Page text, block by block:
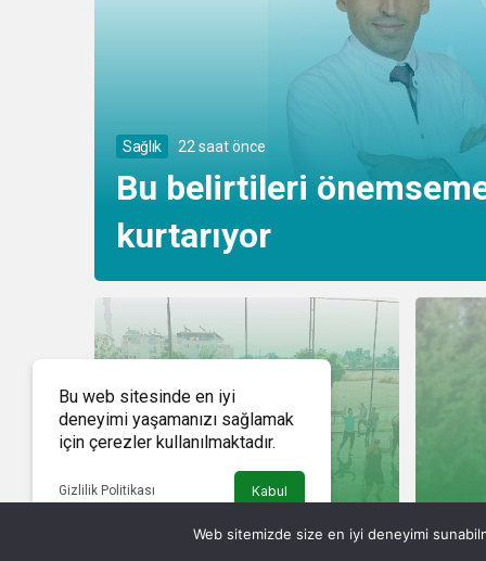
Sağlık 22 saat önce
Bu belirtileri
kurtarıyor
23 saat önce Spor
Bu web sitesinde en iyi
deneyimi yaşamanızı sağlamak
için çerezler kullanılmaktadır.
Gizlilik Politikası Kabul
Web sitemizde size en iyi deneyimi